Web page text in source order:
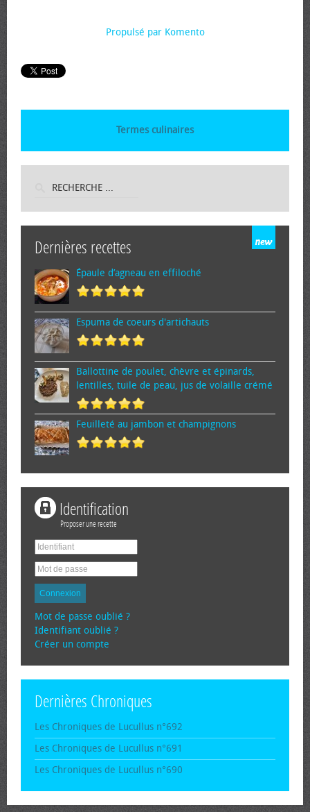
Propulsé par Komento
Termes culinaires
Dernières recettes
Épaule d’agneau en effiloché
Espuma de cœurs d'artichauts
Ballottine de poulet, chèvre et épinards,
lentilles, tuile de peau, jus de volaille crémé
Feuilleté au jambon et champignons
Identification
Proposer une recette
Connexion
Mot de passe oublié ?
Identifiant oublié ?
Créer un compte
Dernières Chroniques
Les Chroniques de Lucullus n°692
Les Chroniques de Lucullus n°691
Les Chroniques de Lucullus n°690